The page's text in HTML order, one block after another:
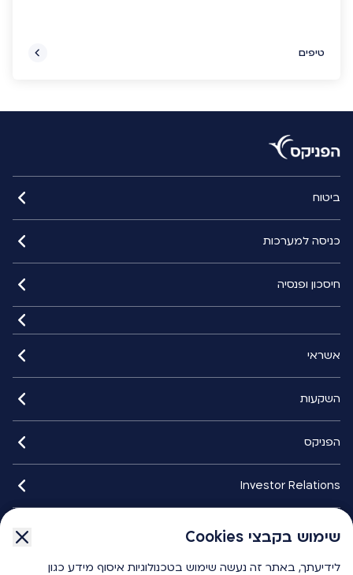
שימוש בקבצי Cookies
לידיעתך, באתר זה נעשה שימוש בטכנולוגיות איסוף מידע כגון
טיפים
ביטוח
כניסה למערכות
חיסכון ופנסיה
אשראי
השקעות
הפניקס
Investor Relations
שימוש בקבצי Cookies
לידיעתך, באתר זה נעשה שימוש בטכנולוגיות איסוף מידע כגון